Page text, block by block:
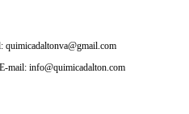
quimicadaltonva@gmail.com
mail: info@quimicadalton.com